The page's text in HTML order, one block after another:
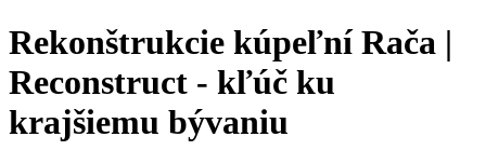
Rekonštrukcie kúpeľní Rača |
Reconstruct - kľúč ku
krajšiemu bývaniu